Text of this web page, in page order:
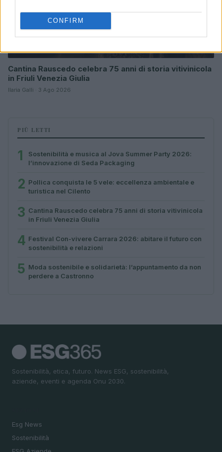
CONFIRM
Cantina Rauscedo celebra 75 anni di storia vitivinicola
in Friuli Venezia Giulia
Ilaria Galli · 3 Ago 2026
PIÙ LETTI
1
Sostenibilità e musica al Jova Summer Party 2026:
l’innovazione di Seda Packaging
2 Pollica conquista le 5 vele: eccellenza ambientale e
turistica nel Cilento
3 Cantina Rauscedo celebra 75 anni di storia vitivinicola
in Friuli Venezia Giulia
4 Festival Con-vivere Carrara 2026: abitare il futuro con
sostenibilità e relazioni
5 Moda sostenibile e solidarietà: l’appuntamento da non
perdere a Castronno
Sostenibilità, etica, futuro. News ESG, sostenibilità,
aziende, eventi e agenda Onu 2030.
Esg News
Sostenibilità